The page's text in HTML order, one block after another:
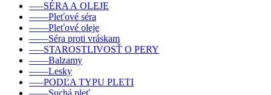
–––SÉRA A OLEJE
––––Pleťové séra
––––Pleťové oleje
––––Séra proti vráskam
–––STAROSTLIVOSŤ O PERY
––––Balzamy
––––Lesky
–––PODĽA TYPU PLETI
––––Suchá pleť